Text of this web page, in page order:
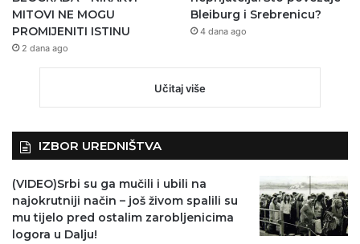
MITOVI NE MOGU
PROMIJENITI ISTINU
2 dana ago
Bleiburg i Srebrenicu?
4 dana ago
Učitaj više
IZBOR UREDNIŠTVA
(VIDEO)Srbi su ga mučili i ubili na
najokrutniji način – još živom spalili su
mu tijelo pred ostalim zarobljenicima
logora u Dalju!